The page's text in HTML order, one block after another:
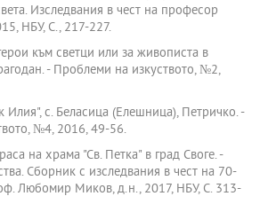
Изследвания в чест на професор
НБУ, С., 217-227.
към светци или за живописта в
- Проблеми на изкуството, №2,
с. Беласица (Елешница), Петричко. -
№4, 2016, 49-56.
на храма "Св. Петка" в град Своге. -
Сборник с изследвания в чест на 70-
Любомир Миков, д.н., 2017, НБУ, С. 313-